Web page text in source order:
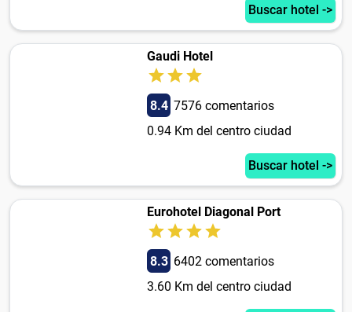
Buscar hotel ->
Gaudi Hotel
8.4 7576 comentarios
0.94 Km del centro ciudad
Buscar hotel ->
Eurohotel Diagonal Port
8.3 6402 comentarios
3.60 Km del centro ciudad